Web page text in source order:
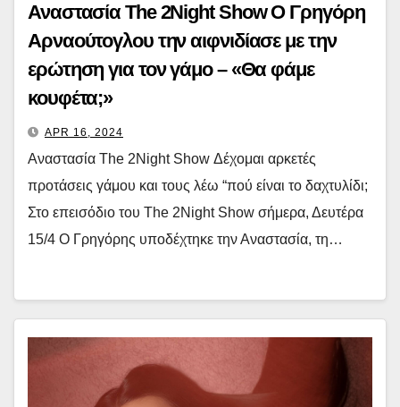
Αναστασία The 2Night Show Ο Γρηγόρη
Αρναούτογλου την αιφνιδίασε με την
ερώτηση για τον γάμο – «Θα φάμε
κουφέτα;»
APR 16, 2024
Αναστασία The 2Night Show Δέχομαι αρκετές
προτάσεις γάμου και τους λέω “πού είναι το δαχτυλίδι;
Στο επεισόδιο του Τhe 2Night Show σήμερα, Δευτέρα
15/4 Ο Γρηγόρης υποδέχτηκε την Αναστασία, τη…